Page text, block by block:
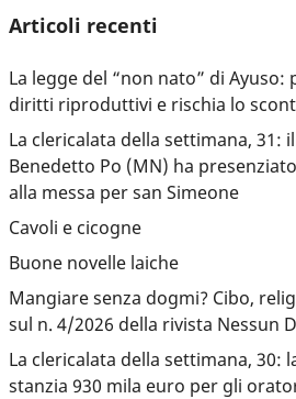
Articoli recenti
La legge del “non nato” di Ayuso:
diritti riproduttivi e rischia lo
La clericalata della settimana, 31:
Benedetto Po (MN) ha
alla messa per san Simeone
Cavoli e cicogne
Buone novelle laiche
Mangiare senza dogmi? Cibo,
sul n. 4/2026 della rivista Nessun
La clericalata della settimana, 30:
stanzia 930 mila euro per gli